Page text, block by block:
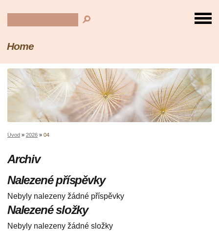
Home
Úvod » 2026 » 04
Archiv
Nalezené příspěvky
Nebyly nalezeny žádné příspěvky
Nalezené složky
Nebyly nalezeny žádné složky